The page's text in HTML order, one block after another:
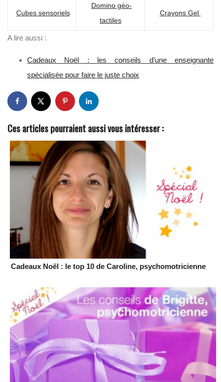
Cubes sensoriels
Domino géo-
tactiles
Crayons Gel
A lire aussi :
Cadeaux Noël : les conseils d’une enseignante
spécialisée pour faire le juste choix
Ces articles pourraient aussi vous intéresser :
Cadeaux Noël : le top 10 de Caroline, psychomotricienne